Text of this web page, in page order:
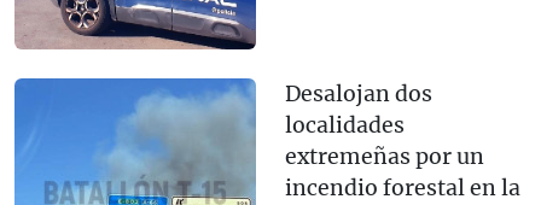
Desalojan dos
localidades
extremeñas por un
incendio forestal en la